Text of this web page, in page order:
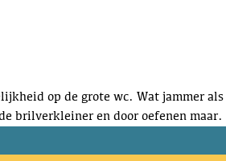
op de grote wc. Wat jammer
brilverkleiner en door oefenen maar.